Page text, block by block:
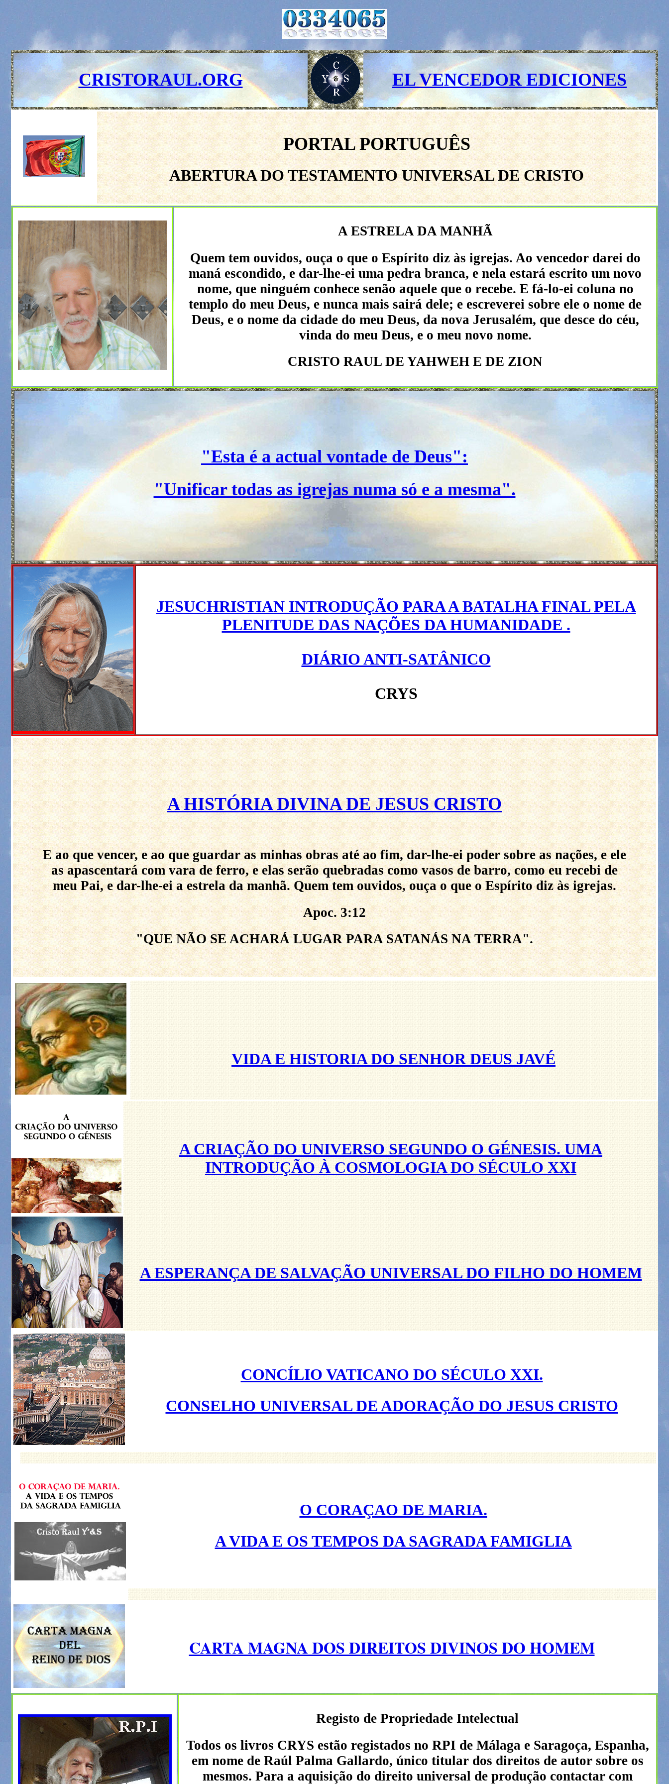
CRISTORAUL.ORG EL VENCEDOR EDICIONES
PORTAL PORTUGUÊS
ABERTURA DO TESTAMENTO UNIVERSAL DE CRISTO
A ESTRELA DA MANHÃ
Quem tem ouvidos, ouça o que o Espírito diz às igrejas. Ao vencedor darei do
maná escondido, e dar-lhe-ei uma pedra branca, e nela estará escrito um novo
nome, que ninguém conhece senão aquele que o recebe. E fá-lo-ei coluna no
templo do meu Deus, e nunca mais sairá dele; e escreverei sobre ele o nome de
Deus, e o nome da cidade do meu Deus, da nova Jerusalém, que desce do céu,
vinda do meu Deus, e o meu novo nome.
CRISTO RAUL DE YAHWEH E DE ZION
"Esta é a actual vontade de Deus":
"Unificar todas as igrejas numa só e a mesma".
JESUCHRISTIAN INTRODUÇÃO PARA A BATALHA FINAL PELA
PLENITUDE DAS NAÇÕES DA HUMANIDADE .
DIÁRIO ANTI-SATÂNICO
CRYS
A HISTÓRIA DIVINA DE JESUS CRISTO
E ao que vencer, e ao que guardar as minhas obras até ao fim, dar-lhe-ei poder sobre as nações, e ele
as apascentará com vara de ferro, e elas serão quebradas como vasos de barro, como eu recebi de
meu Pai, e dar-lhe-ei a estrela da manhã. Quem tem ouvidos, ouça o que o Espírito diz às igrejas.
Apoc. 3:12
"QUE NÃO SE ACHARÁ LUGAR PARA SATANÁS NA TERRA".
VIDA E HISTORIA DO SENHOR DEUS JAVÉ
A CRIAÇÃO DO UNIVERSO SEGUNDO O GÉNESIS. UMA
INTRODUÇÃO À COSMOLOGIA DO SÉCULO XXI
A ESPERANÇA DE SALVAÇÃO UNIVERSAL DO FILHO DO HOMEM
CONCÍLIO VATICANO DO SÉCULO XXI.
CONSELHO UNIVERSAL DE ADORAÇÃO DO JESUS CRISTO
O CORAÇAO DE MARIA.
A VIDA E OS TEMPOS DA SAGRADA FAMIGLIA
CARTA MAGNA DOS DIREITOS DIVINOS DO HOMEM
Registo de Propriedade Intelectual
Todos os livros CRYS estão registados no RPI de Málaga e Saragoça, Espanha,
em nome de Raúl Palma Gallardo, único titular dos direitos de autor sobre os
mesmos. Para a aquisição do direito universal de produção contactar com